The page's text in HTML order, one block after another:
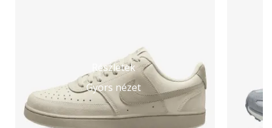
Részletek
Gyors nézet